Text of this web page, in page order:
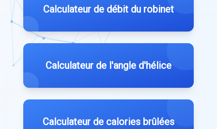
Calculateur de débit du robinet
Calculateur de l'angle d'hélice
Calculateur de calories brûlées